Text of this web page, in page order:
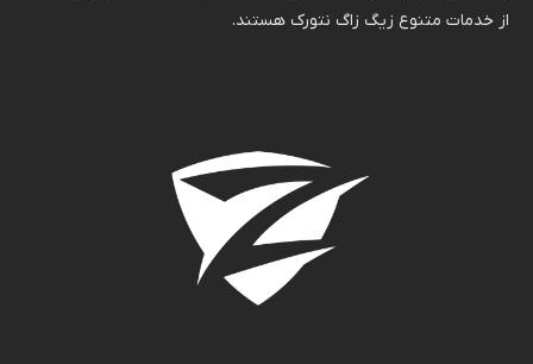
از خدمات متنوع زیگ زاگ نتورک هستند.